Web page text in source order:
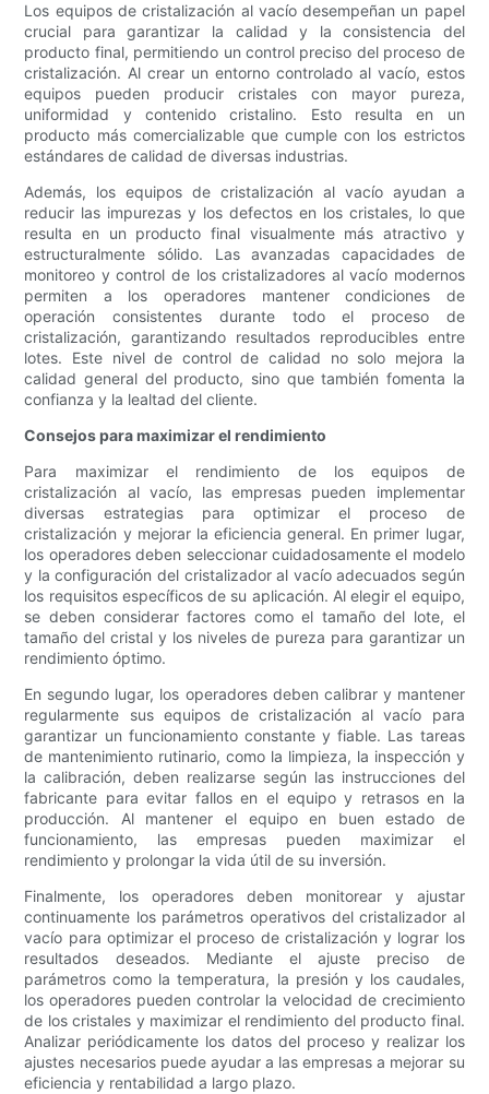
Los equipos de cristalización al vacío desempeñan un papel
crucial para garantizar la calidad y la consistencia del
producto final, permitiendo un control preciso del proceso de
cristalización. Al crear un entorno controlado al vacío, estos
equipos pueden producir cristales con mayor pureza,
uniformidad y contenido cristalino. Esto resulta en un
producto más comercializable que cumple con los estrictos
estándares de calidad de diversas industrias.
Además, los equipos de cristalización al vacío ayudan a
reducir las impurezas y los defectos en los cristales, lo que
resulta en un producto final visualmente más atractivo y
estructuralmente sólido. Las avanzadas capacidades de
monitoreo y control de los cristalizadores al vacío modernos
permiten a los operadores mantener condiciones de
operación consistentes durante todo el proceso de
cristalización, garantizando resultados reproducibles entre
lotes. Este nivel de control de calidad no solo mejora la
calidad general del producto, sino que también fomenta la
confianza y la lealtad del cliente.
Consejos para maximizar el rendimiento
Para maximizar el rendimiento de los equipos de
cristalización al vacío, las empresas pueden implementar
diversas estrategias para optimizar el proceso de
cristalización y mejorar la eficiencia general. En primer lugar,
los operadores deben seleccionar cuidadosamente el modelo
y la configuración del cristalizador al vacío adecuados según
los requisitos específicos de su aplicación. Al elegir el equipo,
se deben considerar factores como el tamaño del lote, el
tamaño del cristal y los niveles de pureza para garantizar un
rendimiento óptimo.
En segundo lugar, los operadores deben calibrar y mantener
regularmente sus equipos de cristalización al vacío para
garantizar un funcionamiento constante y fiable. Las tareas
de mantenimiento rutinario, como la limpieza, la inspección y
la calibración, deben realizarse según las instrucciones del
fabricante para evitar fallos en el equipo y retrasos en la
producción. Al mantener el equipo en buen estado de
funcionamiento, las empresas pueden maximizar el
rendimiento y prolongar la vida útil de su inversión.
Finalmente, los operadores deben monitorear y ajustar
continuamente los parámetros operativos del cristalizador al
vacío para optimizar el proceso de cristalización y lograr los
resultados deseados. Mediante el ajuste preciso de
parámetros como la temperatura, la presión y los caudales,
los operadores pueden controlar la velocidad de crecimiento
de los cristales y maximizar el rendimiento del producto final.
Analizar periódicamente los datos del proceso y realizar los
ajustes necesarios puede ayudar a las empresas a mejorar su
eficiencia y rentabilidad a largo plazo.